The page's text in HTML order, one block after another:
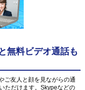
無料ビデオ通話も
ご友人と顔を見ながらの通
ただけます。Skypeなどの